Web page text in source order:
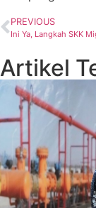
PREVIOUS
Artikel